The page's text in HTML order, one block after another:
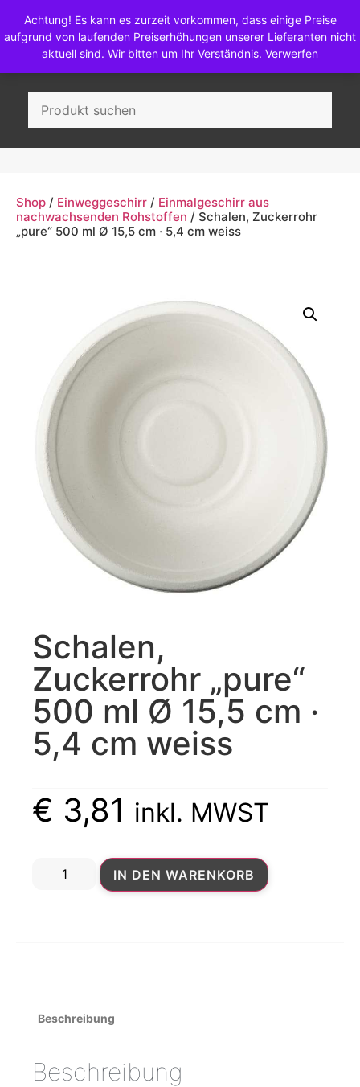
Achtung! Es kann es zurzeit vorkommen, dass einige Preise
aufgrund von laufenden Preiserhöhungen unserer Lieferanten nicht
aktuell sind. Wir bitten um Ihr Verständnis. Verwerfen
Shop / Einweggeschirr / Einmalgeschirr aus
nachwachsenden Rohstoffen / Schalen, Zuckerrohr
„pure“ 500 ml Ø 15,5 cm · 5,4 cm weiss
Schalen,
Zuckerrohr „pure“
500 ml Ø 15,5 cm ·
5,4 cm weiss
€ 3,81 inkl. MWST
IN DEN WARENKORB
Beschreibung
Beschreibung